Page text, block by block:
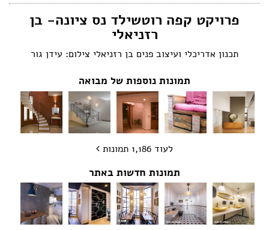
פרויקט קפה רוטשילד נס ציונה- בן
רזניאלי
תכנון אדריכלי ועיצוב פנים בן רזניאלי צילום: עידן גור
תמונות נוספות של מבואה
לעוד 1,186 תמונות
תמונות חדשות באתר
הצהרת נגישות